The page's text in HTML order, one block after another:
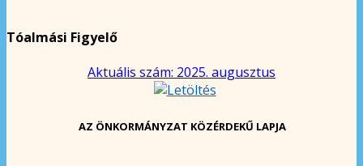
Tóalmási Figyelő
Aktuális szám: 2025. augusztus
AZ ÖNKORMÁNYZAT KÖZÉRDEKŰ LAPJA